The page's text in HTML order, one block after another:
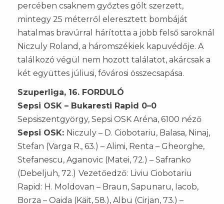
percében csaknem győztes gólt szerzett,
mintegy 25 méterről eleresztett bombáját
hatalmas bravúrral hárította a jobb felső saroknál
Niczuly Roland, a háromszékiek kapuvédője. A
találkozó végül nem hozott találatot, akárcsak a
két együttes júliusi, fővárosi összecsapása.
Szuperliga, 16. FORDULÓ
Sepsi OSK – Bukaresti Rapid 0–0
Sepsiszentgyörgy, Sepsi OSK Aréna, 6100 néző
Sepsi OSK: Niczuly – D. Ciobotariu, Balasa, Ninaj,
Stefan (Varga R., 63.) – Alimi, Renta – Gheorghe,
Stefanescu, Aganovic (Matei, 72.) – Safranko
(Debeljuh, 72.) Vezetőedző: Liviu Ciobotariu
Rapid: H. Moldovan – Braun, Sapunaru, Iacob,
Borza – Oaida (Käit, 58.), Albu (Cirjan, 73.) –